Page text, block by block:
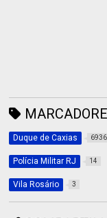
Duque de Caxias 6936
Polícia Militar RJ 14
Vila Rosário 3